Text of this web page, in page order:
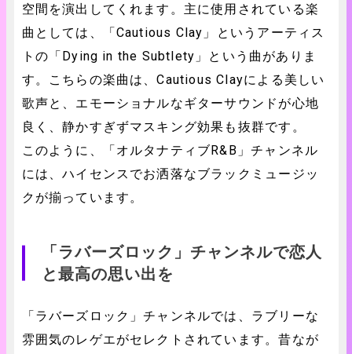
空間を演出してくれます。主に使用されている楽
曲としては、「Cautious Clay」というアーティス
トの「Dying in the Subtlety」という曲がありま
す。こちらの楽曲は、Cautious Clayによる美しい
歌声と、エモーショナルなギターサウンドが心地
良く、静かすぎずマスキング効果も抜群です。
このように、「オルタナティブR&B」チャンネル
には、ハイセンスでお洒落なブラックミュージッ
クが揃っています。
「ラバーズロック」チャンネルで恋人
と最高の思い出を
「ラバーズロック」チャンネルでは、ラブリーな
雰囲気のレゲエがセレクトされています。昔なが